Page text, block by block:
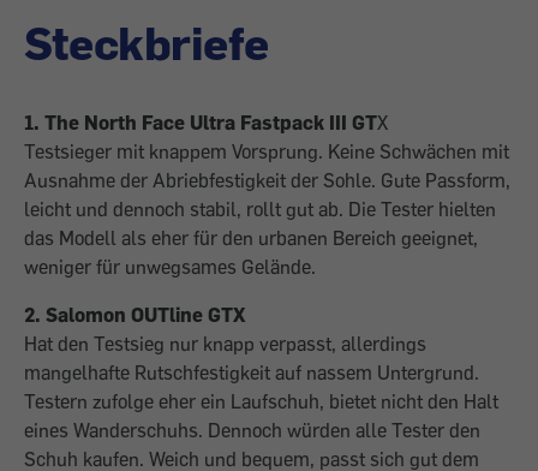
Steckbriefe
1. The North Face Ultra Fastpack III GTX
Testsieger mit knappem Vorsprung. Keine Schwächen mit
Ausnahme der Abriebfestigkeit der Sohle. Gute Passform,
leicht und dennoch stabil, rollt gut ab. Die Tester hielten
das Modell als eher für den urbanen Bereich geeignet,
weniger für unwegsames Gelände.
2. Salomon OUTline GTX
Hat den Testsieg nur knapp verpasst, allerdings
mangelhafte Rutschfestigkeit auf nassem Untergrund.
Testern zufolge eher ein Laufschuh, bietet nicht den Halt
eines Wanderschuhs. Dennoch würden alle Tester den
Schuh kaufen. Weich und bequem, passt sich gut dem